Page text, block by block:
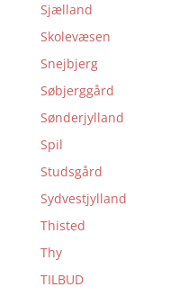
Sjælland
Skolevæsen
Snejbjerg
Søbjerggård
Sønderjylland
Spil
Studsgård
Sydvestjylland
Thisted
Thy
TILBUD